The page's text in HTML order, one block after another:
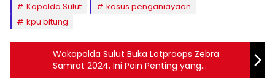
Kapolda Sulut
kasus penganiayaan
kpu bitung
Wakapolda Sulut Buka Latpraops Zebra
Samrat 2024, Ini Poin Penting yang
Ditekankan